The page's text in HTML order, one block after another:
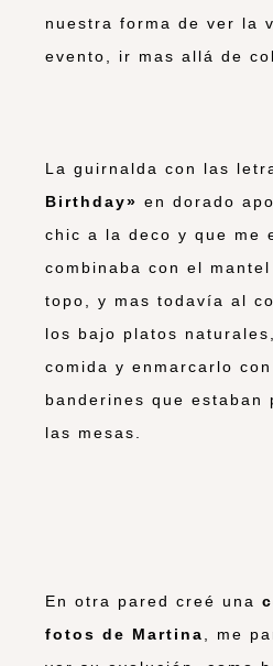
nuestra forma de ver la
evento, ir mas allá de
La guirnalda con las
Birthday» en dorado
chic a la deco y que me
combinaba con el
topo, y mas todavía al
los bajo platos
comida y enmarcarlo
banderines que estaban
las mesas.
En otra pared creé una
fotos de Martina
, me